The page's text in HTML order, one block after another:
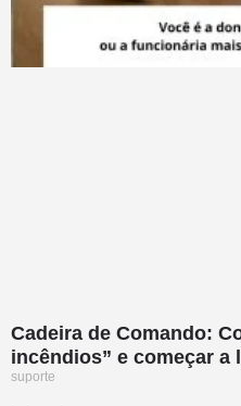
Cadeira de Comando:
incêndios” e começar a
suporte